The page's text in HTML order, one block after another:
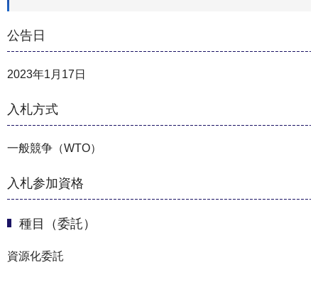
公告日
2023年1月17日
入札方式
一般競争（WTO）
入札参加資格
種目（委託）
資源化委託